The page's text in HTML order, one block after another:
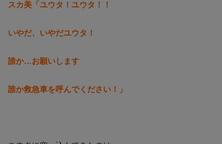
スカ美「ユウタ！ユウタ！！
いやだ、いやだユウタ！
誰か…お願いします
誰か救急車を呼んでください！」